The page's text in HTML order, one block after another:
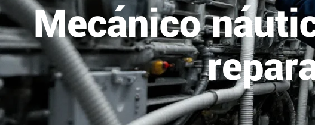
Mecánico